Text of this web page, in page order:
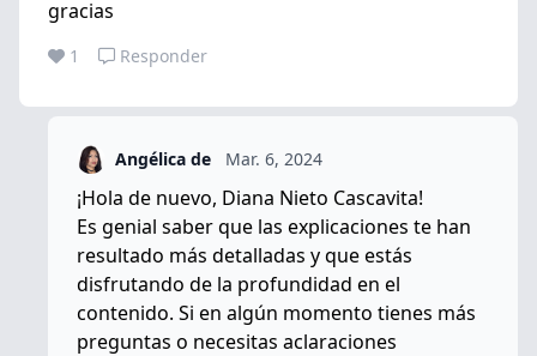
gracias
1 Responder
Angélica de Mar. 6, 2024
¡Hola de nuevo, Diana Nieto Cascavita!
Es genial saber que las explicaciones te han
resultado más detalladas y que estás
disfrutando de la profundidad en el
contenido. Si en algún momento tienes más
preguntas o necesitas aclaraciones